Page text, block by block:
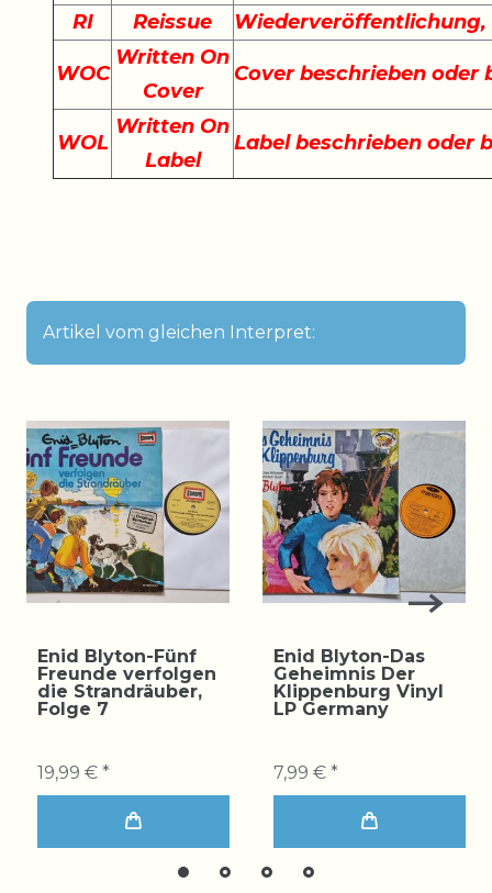
RI
Reissue
WOC
Written On
Cover
Cover beschrieben
WOL
Written On
Label
Label beschrieben oder
Artikel vom gleichen Interpret:
Enid Blyton-Fünf
Freunde verfolgen
die Strandräuber,
Folge 7
19,99 € *
Enid Blyton-Das
Geheimnis Der
Klippenburg Vinyl
LP Germany
7,99 € *